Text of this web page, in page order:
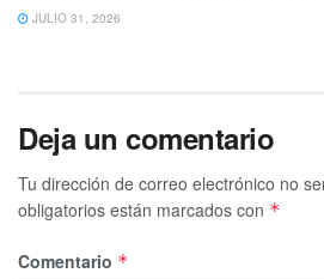
JULIO 31, 2026
Deja un comentario
Tu dirección de correo electrónico no
obligatorios están marcados con *
Comentario *